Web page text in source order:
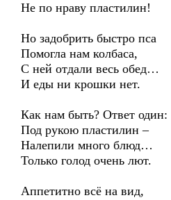
Не по нраву пластилин!
Но задобрить быстро пса
Помогла нам колбаса,
С ней отдали весь обед…
И еды ни крошки нет.
Как нам быть? Ответ один:
Под рукою пластилин –
Налепили много блюд…
Только голод очень лют.
Аппетитно всё на вид,